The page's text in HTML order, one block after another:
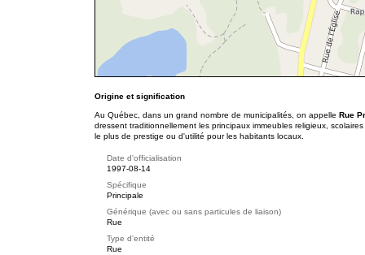
Origine et signification
Au Québec, dans un grand nombre de municipalités, on appelle Rue
dressent traditionnellement les principaux immeubles religieux,
le plus de prestige ou d'utilité pour les habitants locaux.
Date d'officialisation
1997-08-14
Spécifique
Principale
Générique (avec ou sans particules de liaison)
Rue
Type d'entité
Rue